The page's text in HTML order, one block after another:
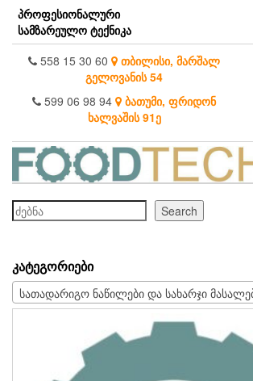
Skip
the
content
პროფესიონალური
სამზარეულო ტექნიკა
558 15 30 60 თბილისი, მარშალ
გელოვანის 54
599 06 98 94 ბათუმი, ფრიდონ
ხალვაშის 91ე
ძებნა
Search
ᲙᲐᲢᲔᲒᲝᲠᲘᲔᲑᲘ
სათადარიგო ნაწილები და სახარჯი